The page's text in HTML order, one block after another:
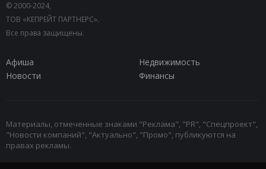
© 2000-2024,
ТОВ «КЕПРЕЙТ ПАРТНЕРС».
Все права защищены.
Афиша
Недвижимость
Новости
Финансы
Материалы, отмеченные знаками "Реклама", "PR", "Спецпроект",
"Новости компаний", "Актуально", "Промо", публикуются на
правах рекламы.